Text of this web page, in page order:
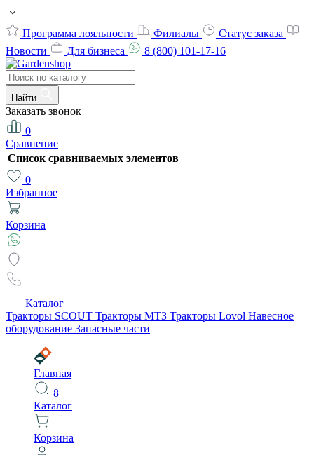
Программа лояльности Филиалы
Статус заказа
Новости
Для бизнеса 8 (800) 101-17-16
Найти
Заказать звонок
0
Сравнение
Список сравниваемых элементов
0
Избранное
Корзина
Каталог
Тракторы SCOUT Тракторы МТЗ Тракторы Lovol Навесное
оборудование Запасные части
Главная
8
Каталог
Корзина